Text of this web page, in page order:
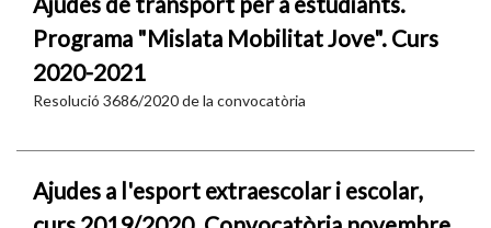
Programa "Mislata Mobilitat Jove". Curs
2020-2021
Resolució 3686/2020 de la convocatòria
Ajudes a l'esport extraescolar i escolar,